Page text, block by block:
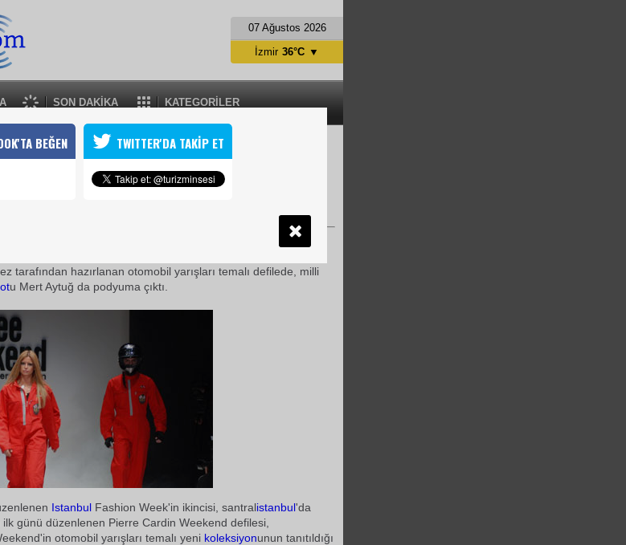
07 Ağustos 2026
SON DAKİKA KATEGORİLER
İzmir 36°C ▼
PİERRE CARDİN WEEKEND
yarıştırdı
Cardin'in gençleşme hareketinin simgesi Weekend, 2010-2011
tarafından hazırlanan otomobil yarışları temalı defilede, milli
u Mert Aytuğ da podyuma çıktı.
Istanbul Fashion Week'in ikincisi, santralistanbul'da
günü düzenlenen Pierre Cardin Weekend defilesi,
otomobil yarışları temalı yeni koleksiyonunun tanıtıldığı
BEĞEN TWITTER'DA TAKİP ET